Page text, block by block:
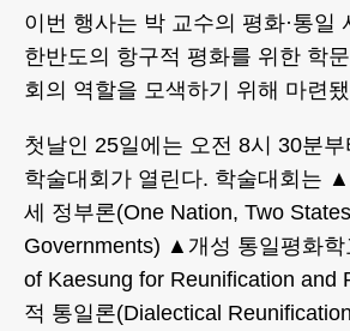
이번 행사는 박 교수의 평화·통일
한반도의 항구적 평화를 위한 학
회의 역할을 모색하기 위해 마련
첫날인 25일에는 오전 8시 30분부
학술대회가 열린다. 학술대회는
세 정부론(One Nation, Two
Governments) ▲개성 통일평화
of Kaesung for Reunification and
적 통일론(Dialectical